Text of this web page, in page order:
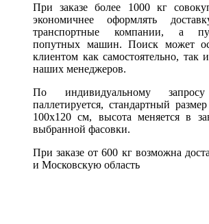
При заказе более 1000 кг
экономичнее оформлять
транспортные компании, а
попутных машин. Поиск может
клиентом как самостоятельно,
наших менеджеров.
По индивидуальному
паллетируется, стандартный
100х120 см, высота меняется в
выбранной фасовки.
При заказе от 600 кг возможна
и Московскую область